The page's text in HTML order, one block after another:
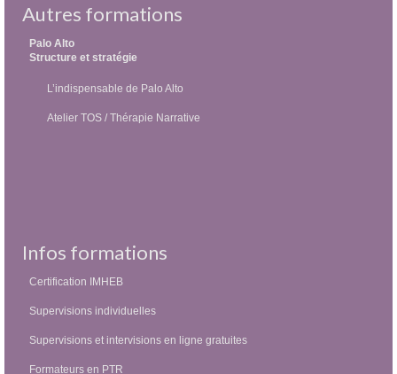
Autres formations
Palo Alto
Structure et stratégie
L’indispensable de Palo Alto
Atelier TOS / Thérapie Narrative
Infos formations
Certification IMHEB
Supervisions individuelles
Supervisions et intervisions en ligne gratuites
Formateurs en PTR